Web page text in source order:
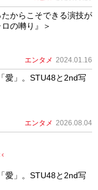
からこそできる演技が
の囀り』＞
エンタメ 2024.01.16
愛」。STU48と2nd写
エンタメ 2026.08.04
愛」。STU48と2nd写